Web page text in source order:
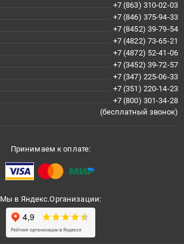
+7 (863) 310-02-03
+7 (846) 375-94-33
+7 (8452) 39-79-54
+7 (4822) 73-65-21
+7 (4872) 52-41-06
+7 (3452) 39-72-57
+7 (347) 225-06-33
+7 (351) 220-14-23
+7 (800) 301-34-28
(бесплатный звонок)
Принимаем к оплате:
Мы в Яндекс.Организации: